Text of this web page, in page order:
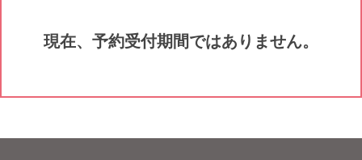
現在、予約受付期間ではありません。